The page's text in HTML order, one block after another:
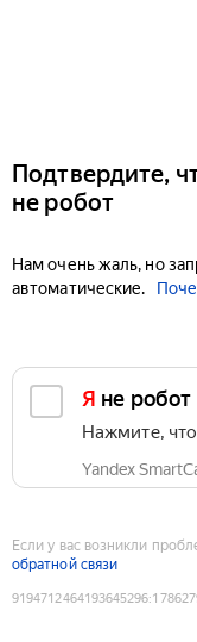
Подтвердите,
не робот
Нам очень жаль, но
автоматические.
Я не робот
Нажмите,
Yandex
Если у вас возникли
обратной связи
9194712464193645296: